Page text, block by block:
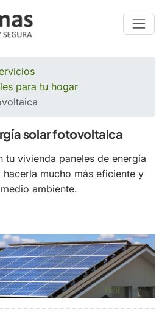
para tu hogar
solar fotovoltaica
tu vivienda paneles de energía
mucho más eficiente y
ambiente.